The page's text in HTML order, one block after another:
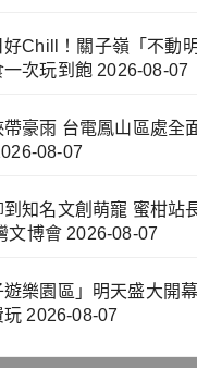
好Chill！關子嶺「不動
次玩到飽 2026-08-07
豪雨 台電鳳山區處全
08-07
知名文創萌寵 蜜柑站
文博會 2026-08-07
遊樂園區」明天盛大開
玩 2026-08-07